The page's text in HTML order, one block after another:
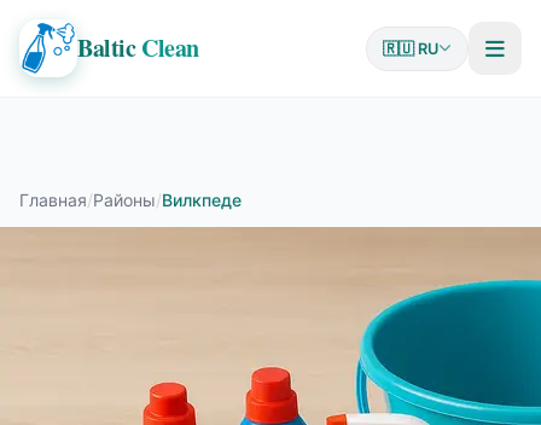
Baltic Clean 🇷🇺 RU
Главная/Районы/Вилкпеде